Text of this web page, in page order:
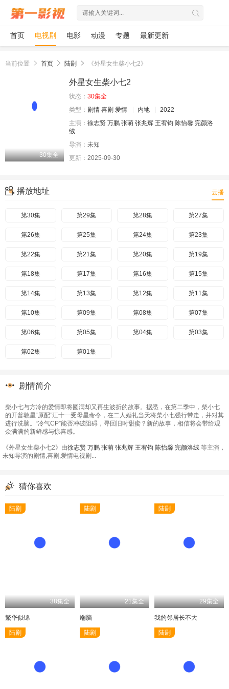
首页 电视剧 电影 动漫 专题 最新更新
当前位置 首页 陆剧 《外星女生柴小七2》
30集全
外星女生柴小七2
状态： 30集全
类型： 剧情 喜剧 爱情 内地
2022
主演： 徐志贤 万鹏 张萌 张兆辉 王宥钧 陈怡馨 完颜洛
绒
导演： 未知
更新： 2025-09-30
播放地址 云播
第30集 第29集 第28集 第27集
第26集 第25集 第24集 第23集
第22集 第21集 第20集 第19集
第18集 第17集 第16集 第15集
第14集 第13集 第12集 第11集
第10集 第09集 第08集 第07集
第06集 第05集 第04集 第03集
第02集 第01集
剧情简介
柴小七与方冷的爱情即将圆满却又再生波折的故事。据悉，在第二季中，柴小七
的开普敦星“原配”江十一受母星命令，在二人婚礼当天将柴小七强行带走，并对其
进行洗脑。“冷气CP”能否冲破阻碍，寻回旧时甜蜜？新的故事，相信将会带给观
众满满的新鲜感与惊喜感。
《外星女生柴小七2》由徐志贤 万鹏 张萌 张兆辉 王宥钧 陈怡馨 完颜洛绒 等主演，
未知导演的剧情,喜剧,爱情电视剧...
猜你喜欢
38集全
陆剧
繁华似锦
21集全
陆剧
端脑
29集全
陆剧
我的邻居长不大
陆剧 陆剧 陆剧